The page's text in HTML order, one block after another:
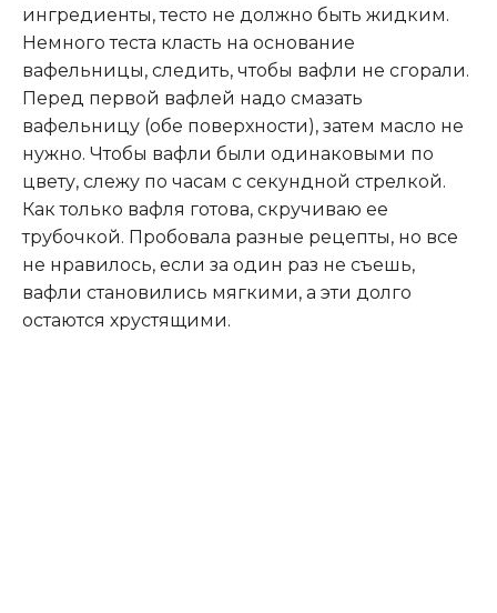
ингредиенты, тесто не должно быть жидким.
Немного теста класть на основание
вафельницы, следить, чтобы вафли не сгорали.
Перед первой вафлей надо смазать
вафельницу (обе поверхности), затем масло не
нужно. Чтобы вафли были одинаковыми по
цвету, слежу по часам с секундной стрелкой.
Как только вафля готова, скручиваю ее
трубочкой. Пробовала разные рецепты, но все
не нравилось, если за один раз не съешь,
вафли становились мягкими, а эти долго
остаются хрустящими.